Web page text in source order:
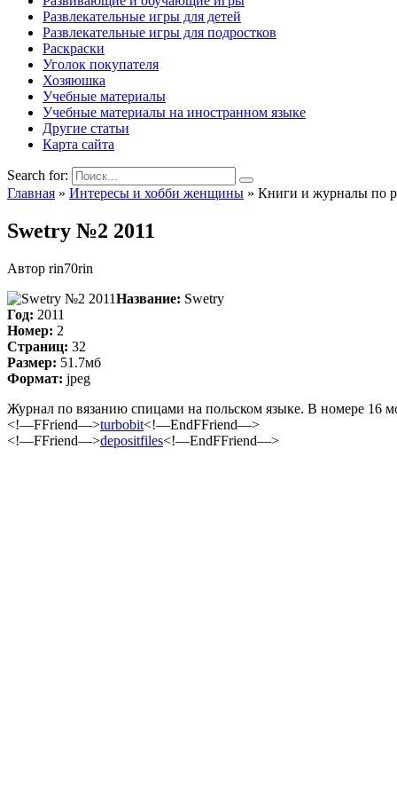
Развлекательные игры для детей
Развлекательные игры для подростков
Раскраски
Уголок покупателя
Хозяюшка
Учебные материалы
Учебные материалы на иностранном языке
Другие статьи
Карта сайта
Search for:
Главная » Интересы и хобби женщины » Книги и журналы по
Swetry №2 2011
Автор rin70rin
Название: Swetry
Год: 2011
Номер: 2
Страниц: 32
Размер: 51.7мб
Формат: jpeg
Журнал по вязанию спицами на польском языке. В номере 16
<!—FFriend—>turbobit<!—EndFFriend—>
<!—FFriend—>depositfiles<!—EndFFriend—>